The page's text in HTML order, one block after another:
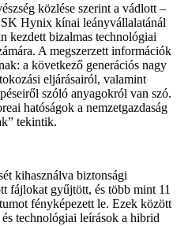
közlése szerint a vádlott –
Hynix kínai leányvállalatánál
kezdett bizalmas technológiai
A megszerzett információk
a következő generációs nagy
eljárásairól, valamint
szóló anyagokról van szó.
hatóságok a nemzetgazdaság
tekintik.
kihasználva biztonsági
fájlokat gyűjtött, és több mint 11
fényképezett le. Ezek között
technológiai leírások a hibrid